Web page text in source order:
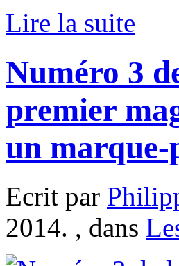
Lire la suite
Numéro 3
premier
un marque-
Ecrit par
2014. , dans